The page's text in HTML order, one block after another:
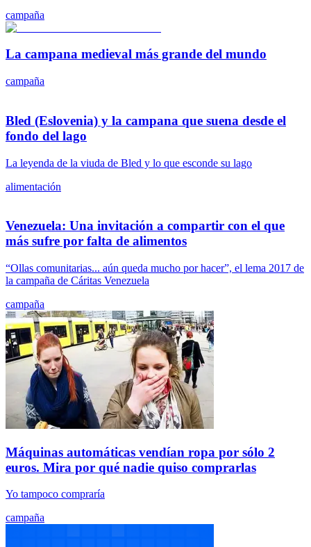
campaña
La campana medieval más grande del mundo
campaña
Bled (Eslovenia) y la campana que suena desde el
fondo del lago
La leyenda de la viuda de Bled y lo que esconde su lago
alimentación
Venezuela: Una invitación a compartir con el que
más sufre por falta de alimentos
“Ollas comunitarias... aún queda mucho por hacer”, el lema 2017 de
la campaña de Cáritas Venezuela
campaña
Máquinas automáticas vendían ropa por sólo 2
euros. Mira por qué nadie quiso comprarlas
Yo tampoco compraría
campaña